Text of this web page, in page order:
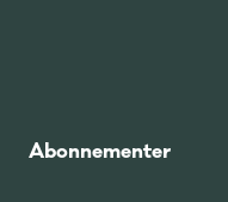
Abonnementer